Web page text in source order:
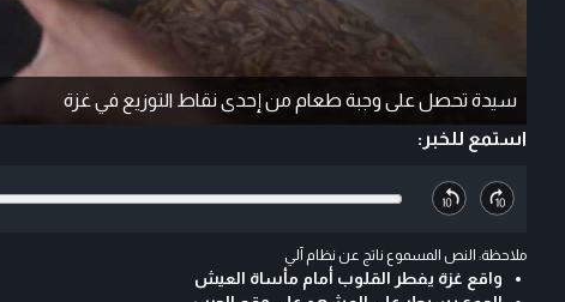
سيدة تحصل على وجبة طعام من إحدى نقاط التوزيع في غزة
استمع للخبر:
ملاحظة: النص المسموع ناتج عن نظام آلي
واقع غزة يفطر القلوب أمام مأساة العيش